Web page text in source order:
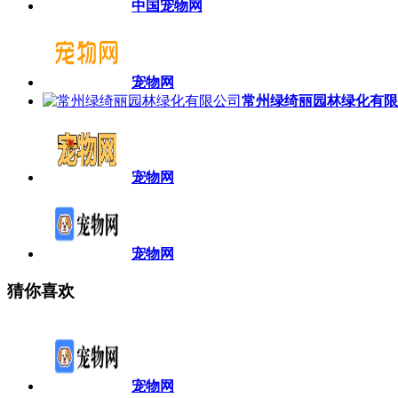
中国宠物网
宠物网
常州绿绮丽园林绿化有
宠物网
宠物网
猜你喜欢
宠物网